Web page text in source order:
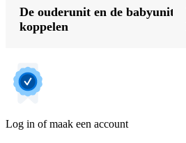
De ouderunit en de babyunit
koppelen
Log in of maak een account